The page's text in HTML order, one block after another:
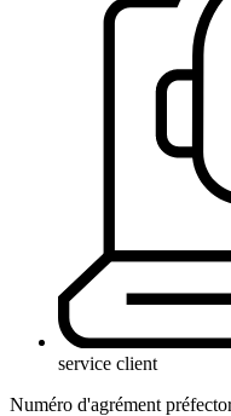
service client
Numéro d'agrément